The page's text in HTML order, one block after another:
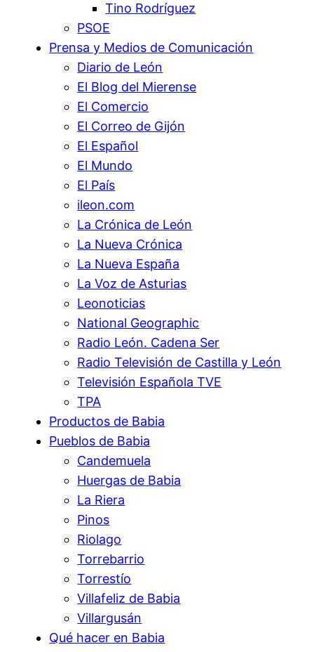
Tino Rodríguez
PSOE
Prensa y Medios de Comunicación
Diario de León
El Blog del Mierense
El Comercio
El Correo de Gijón
El Español
El Mundo
El País
ileon.com
La Crónica de León
La Nueva Crónica
La Nueva España
La Voz de Asturias
Leonoticias
National Geographic
Radio León. Cadena Ser
Radio Televisión de Castilla y León
Televisión Española TVE
TPA
Productos de Babia
Pueblos de Babia
Candemuela
Huergas de Babia
La Riera
Pinos
Riolago
Torrebarrio
Torrestío
Villafeliz de Babia
Villargusán
Qué hacer en Babia